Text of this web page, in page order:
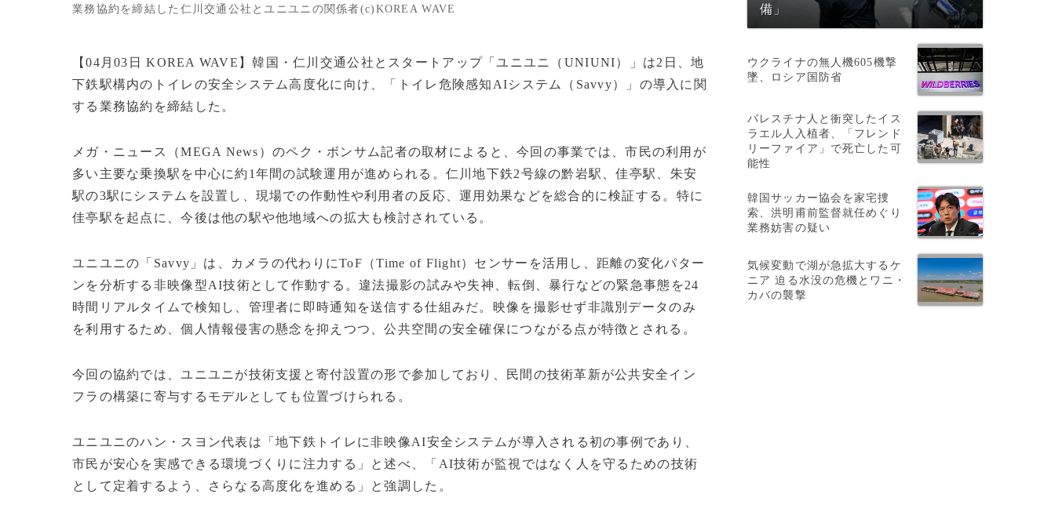
業務協約を締結した仁川交通公社とユニユニの関係者(c)KOREA WAVE
【04月03日 KOREA WAVE】韓国・仁川交通公社とスタートアップ「ユニユニ（UNIUNI）」は2日、地
下鉄駅構内のトイレの安全システム高度化に向け、「トイレ危険感知AIシステム（Savvy）」の導入に関
する業務協約を締結した。
メガ・ニュース（MEGA News）のペク・ボンサム記者の取材によると、今回の事業では、市民の利用が
多い主要な乗換駅を中心に約1年間の試験運用が進められる。仁川地下鉄2号線の黔岩駅、佳亭駅、朱安
駅の3駅にシステムを設置し、現場での作動性や利用者の反応、運用効果などを総合的に検証する。特に
佳亭駅を起点に、今後は他の駅や他地域への拡大も検討されている。
ユニユニの「Savvy」は、カメラの代わりにToF（Time of Flight）センサーを活用し、距離の変化パター
ンを分析する非映像型AI技術として作動する。違法撮影の試みや失神、転倒、暴行などの緊急事態を24
時間リアルタイムで検知し、管理者に即時通知を送信する仕組みだ。映像を撮影せず非識別データのみ
を利用するため、個人情報侵害の懸念を抑えつつ、公共空間の安全確保につながる点が特徴とされる。
今回の協約では、ユニユニが技術支援と寄付設置の形で参加しており、民間の技術革新が公共安全イン
フラの構築に寄与するモデルとしても位置づけられる。
ユニユニのハン・スヨン代表は「地下鉄トイレに非映像AI安全システムが導入される初の事例であり、
市民が安心を実感できる環境づくりに注力する」と述べ、「AI技術が監視ではなく人を守るための技術
として定着するよう、さらなる高度化を進める」と強調した。
備」
ウクライナの無人機605機撃
墜、ロシア国防省
パレスチナ人と衝突したイス
ラエル人入植者、「フレンド
リーファイア」で死亡した可
能性
韓国サッカー協会を家宅捜
索、洪明甫前監督就任めぐり
業務妨害の疑い
気候変動で湖が急拡大するケ
ニア 迫る水没の危機とワニ・
カバの襲撃